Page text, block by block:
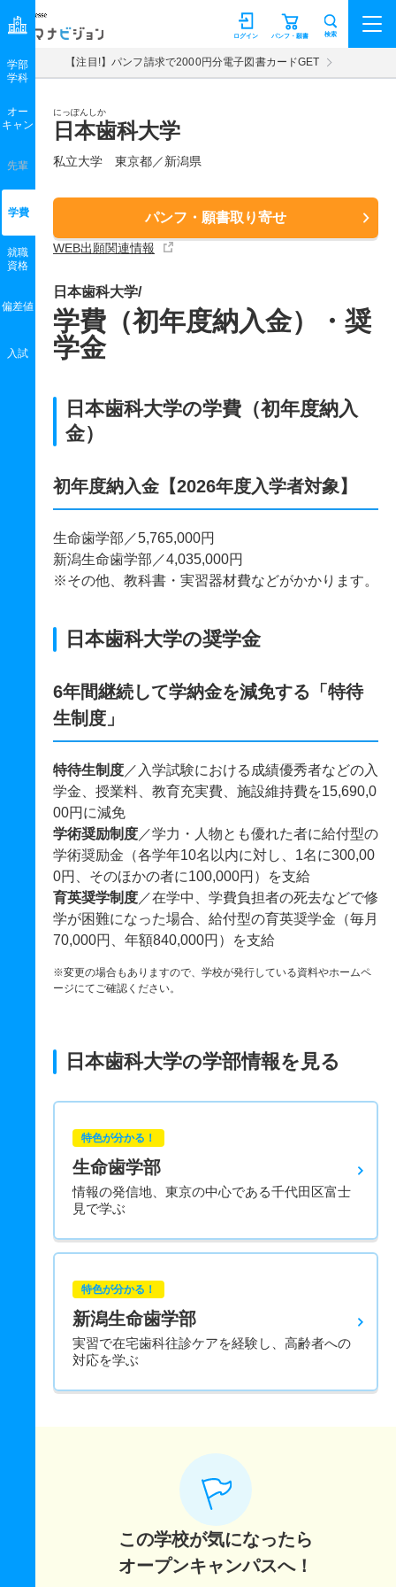
マナビジョン パンフ・願書
ログイン 検索
【注目!】パンフ請求で2000円分電子図書カードGET
にっぽんしか
日本歯科大学
私立大学 東京都／新潟県
パンフ・願書取り寄せ
WEB出願関連情報
学部
学科
オー
キャン
先輩
学費
就職
資格
偏差値
入試
日本歯科大学/
学費（初年度納入金）・奨
学金
日本歯科大学の学費（初年度納入
金）
初年度納入金【2026年度入学者対象】
生命歯学部／5,765,000円
新潟生命歯学部／4,035,000円
※その他、教科書・実習器材費などがかかります。
日本歯科大学の奨学金
6年間継続して学納金を減免する「特待
生制度」
特待生制度 ／入学試験における成績優秀者などの入
学金、授業料、教育充実費、施設維持費を15,690,0
00円に減免
学術奨励制度 ／学力・人物とも優れた者に給付型の
学術奨励金（各学年10名以内に対し、1名に300,00
0円、そのほかの者に100,000円）を支給
育英奨学制度 ／在学中、学費負担者の死去などで修
学が困難になった場合、給付型の育英奨学金（毎月
70,000円、年額840,000円）を支給
※変更の場合もありますので、学校が発行している資料やホームペ
ージにてご確認ください。
日本歯科大学の学部情報を見る
特色が分かる！
生命歯学部
情報の発信地、東京の中心である千代田区富士
見で学ぶ
特色が分かる！
新潟生命歯学部
実習で在宅歯科往診ケアを経験し、高齢者への
対応を学ぶ
この学校が気になったら
オープンキャンパスへ！